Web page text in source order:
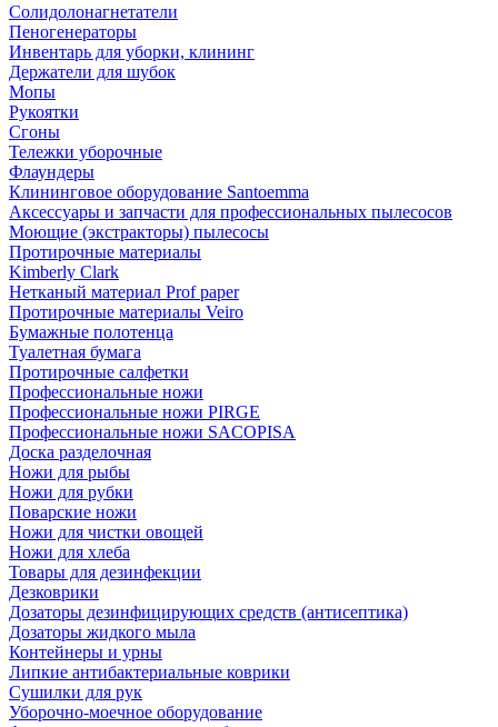
Солидолонагнетатели
Пеногенераторы
Инвентарь для уборки, клининг
Держатели для шубок
Мопы
Рукоятки
Сгоны
Тележки уборочные
Флаундеры
Клининговое оборудование Santoemma
Аксессуары и запчасти для профессиональных пылесосов
Моющие (экстракторы) пылесосы
Протирочные материалы
Kimberly Clark
Нетканый материал Prof paper
Протирочные материалы Veiro
Бумажные полотенца
Туалетная бумага
Протирочные салфетки
Профессиональные ножи
Профессиональные ножи PIRGE
Профессиональные ножи SACOPISA
Доска разделочная
Ножи для рыбы
Ножи для рубки
Поварские ножи
Ножи для чистки овощей
Ножи для хлеба
Товары для дезинфекции
Дезковрики
Дозаторы дезинфицирующих средств (антисептика)
Дозаторы жидкого мыла
Контейнеры и урны
Липкие антибактериальные коврики
Сушилки для рук
Уборочно-моечное оборудование